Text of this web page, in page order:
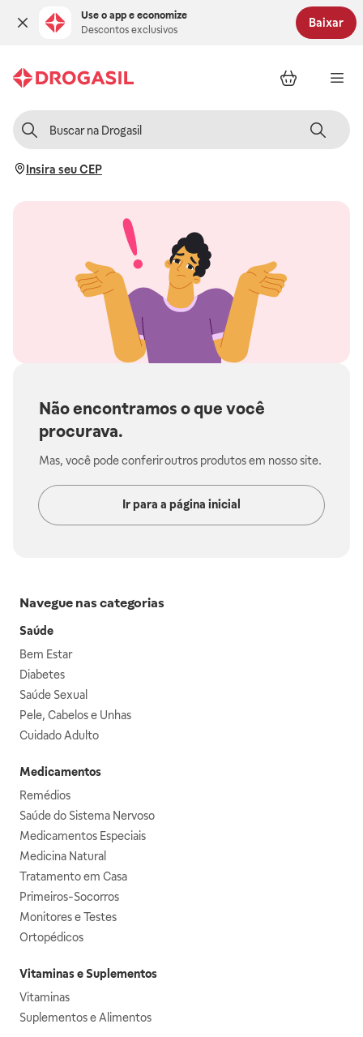
Use o app e economize
Descontos exclusivos
Baixar
Insira seu CEP
Não encontramos o que você
procurava.
Mas, você pode conferir outros produtos em nosso site.
Ir para a página inicial
Navegue nas categorias
Saúde
Bem Estar
Diabetes
Saúde Sexual
Pele, Cabelos e Unhas
Cuidado Adulto
Medicamentos
Remédios
Saúde do Sistema Nervoso
Medicamentos Especiais
Medicina Natural
Tratamento em Casa
Primeiros-Socorros
Monitores e Testes
Ortopédicos
Vitaminas e Suplementos
Vitaminas
Suplementos e Alimentos